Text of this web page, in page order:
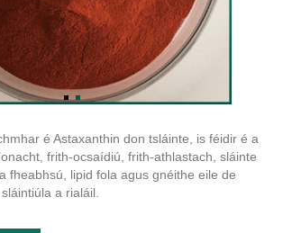
é Astaxanthin don tsláinte, is féidir é a
frith-ocsaídiú, frith-athlastach, sláinte
fheabhsú, lipid fola agus gnéithe eile de
a rialáil.